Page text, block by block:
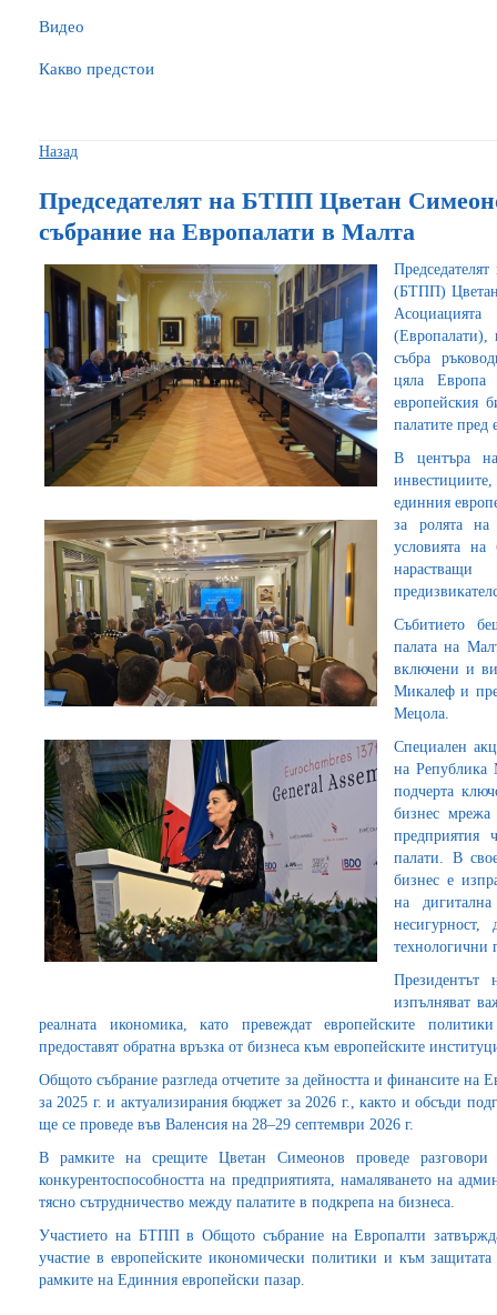
Видео
Какво предстои
Назад
Председателят на БТПП Цветан
събрание на Европалати в Малта
(БТПП) Цветан
(Европалати),
събра
цяла Европа
европейския
палатите пред
В центъра
единния
за ролята на
условията
Събитието
палата на
включени и
Микалеф и
Мецола.
Специален
на
подчерта
бизнес
предприятия
палати. В
бизнес е
на
несигурност,
технологични
Президентът
изпълняват
реалната икономика, като превеждат европейските
предоставят обратна връзка от бизнеса към европейските
Общото събрание разгледа отчетите за дейността и финансите
за 2025 г. и актуализирания бюджет за 2026 г., както и обсъди
ще се проведе във Валенсия на 28–29 септември 2026 г.
В рамките на срещите Цветан Симеонов проведе разговори
конкурентоспособността на предприятията, намаляването на
тясно сътрудничество между палатите в подкрепа на бизнеса.
Участието на БТПП в Общото събрание на Европалти
участие в европейските икономически политики и към
рамките на Единния европейски пазар.